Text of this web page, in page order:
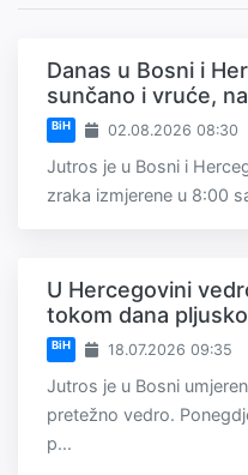
Danas u Bosni i
sunčano i vruće,
BiH 02.08.2026 08:30
Jutros je u Bosni i
zraka izmjerene u 8:00
U Hercegovini
tokom dana
BiH 18.07.2026 09:35
Jutros je u Bosni
pretežno vedro.
p...